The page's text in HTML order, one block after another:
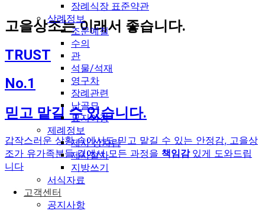
장례식장 표준약관
상례정보
조문예절
수의
관
석물/석재
영구차
장례관련
납골묘
묘지이장
제례정보
제사 상차림
제사절차
지방쓰기
서식자료
고객센터
공지사항
고을상조는 이래서 좋습니다.
TRUST
No.1
믿고 맡길 수 있습니다.
갑작스러운 상황 속에서도 믿고 맡길 수 있는 안정감, 고을상
조가 유가족분들 곁에서 모든 과정을 책임감 있게 도와드립
니다